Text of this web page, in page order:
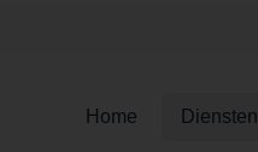
Home Diensten